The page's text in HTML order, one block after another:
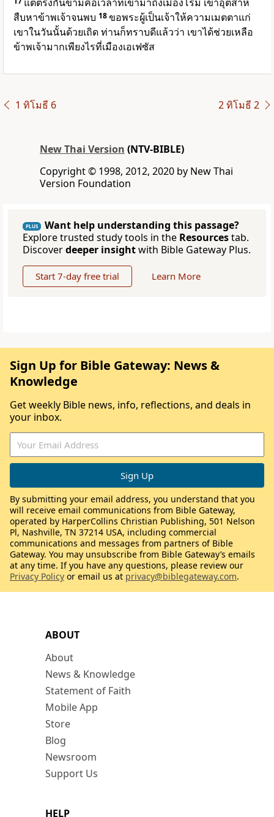
สืบหาข้าพเจ้าจนพบ 18ขอพระผู้เป็นเจ้าให้ความเมตตาแก่
เขาในวันนั้นด้วยเถิด ท่านก็ทราบดีแล้วว่า เขาได้ช่วยเหลือ
ข้าพเจ้ามากเพียงไรที่เมืองเอเฟซัส
1 ทิโมธี 6 2 ทิโมธี 2
New Thai Version (NTV-BIBLE)
Copyright © 1998, 2012, 2020 by New Thai
Version Foundation
PLUS
Want help understanding this passage?
Explore trusted study tools in the Resourcestab.
Discoverdeeper insightwith Bible Gateway Plus.
Start 7-day free trial Learn More
ABOUT
About
News & Knowledge
Statement of Faith
Mobile App
Store
Blog
Newsroom
Support Us
HELP
Sign Up for Bible Gateway: News &
Knowledge
Get weekly Bible news, info, reflections, and deals in
your inbox.
By submitting your email address, you understand that you
will receive email communications from Bible Gateway,
operated by HarperCollins Christian Publishing, 501 Nelson
Pl, Nashville, TN 37214 USA, including commercial
communications and messages from partners of Bible
Gateway. You may unsubscribe from Bible Gateway’s emails
at any time. If you have any questions, please review our
Privacy Policy or email us at privacy@biblegateway.com.